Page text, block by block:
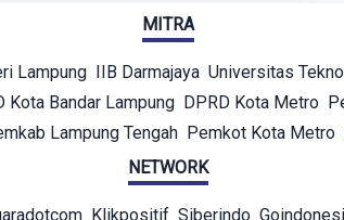
MITRA
Lampung IIB Darmajaya Universitas
Kota Bandar Lampung DPRD Kota Metro
Lampung Tengah Pemkot Kota Metro
NETWORK
Klikpositif Siberindo